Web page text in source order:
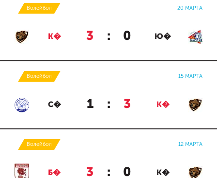
Волейбол 20 МАРТА
К� 3 : 0 Ю�
Волейбол 15 МАРТА
С� 1 : 3 К�
Волейбол 12 МАРТА
Б� 3 : 0 К�